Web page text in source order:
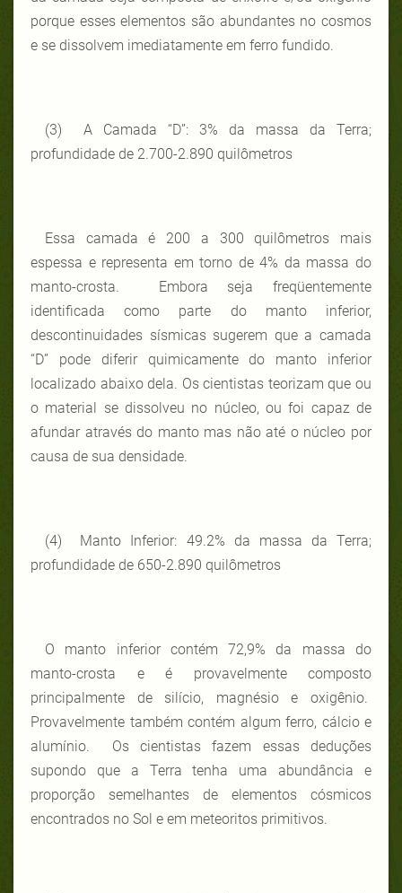
porque esses elementos são abundantes no cosmos
e se dissolvem imediatamente em ferro fundido.
(3) A Camada “D”: 3% da massa da Terra;
profundidade de 2.700-2.890 quilômetros
Essa camada é 200 a 300 quilômetros mais
espessa e representa em torno de 4% da massa do
manto-crosta. Embora seja freqüentemente
identificada como parte do manto inferior,
descontinuidades sísmicas sugerem que a camada
“D” pode diferir quimicamente do manto inferior
localizado abaixo dela. Os cientistas teorizam que ou
o material se dissolveu no núcleo, ou foi capaz de
afundar através do manto mas não até o núcleo por
causa de sua densidade.
(4) Manto Inferior: 49.2% da massa da Terra;
profundidade de 650-2.890 quilômetros
O manto inferior contém 72,9% da massa do
manto-crosta e é provavelmente composto
principalmente de silício, magnésio e oxigênio.
Provavelmente também contém algum ferro, cálcio e
alumínio. Os cientistas fazem essas deduções
supondo que a Terra tenha uma abundância e
proporção semelhantes de elementos cósmicos
encontrados no Sol e em meteoritos primitivos.